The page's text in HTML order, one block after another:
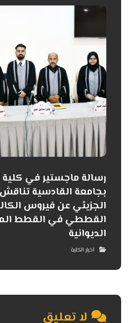
رسالة ماجستير في
بجامعة القادسية
الجزيئي عن فيروس
القططي في القطط
الديوانية
اخبار الكلية
لا تعليق